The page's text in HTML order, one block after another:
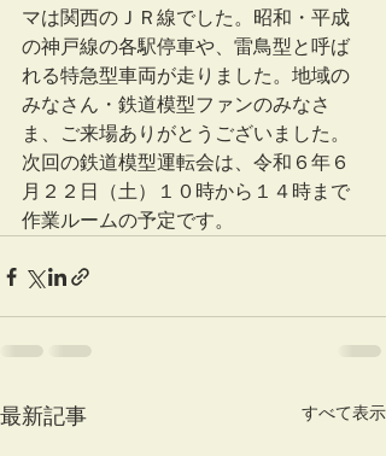
マは関西のＪＲ線でした。昭和・平成
の神戸線の各駅停車や、雷鳥型と呼ば
れる特急型車両が走りました。地域の
みなさん・鉄道模型ファンのみなさ
ま、ご来場ありがとうございました。
次回の鉄道模型運転会は、令和６年６
月２２日（土）１０時から１４時まで
作業ルームの予定です。
最新記事 すべて表示